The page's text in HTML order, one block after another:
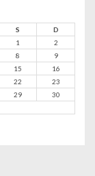
S
D
1
2
8
9
15
16
22
23
29
30